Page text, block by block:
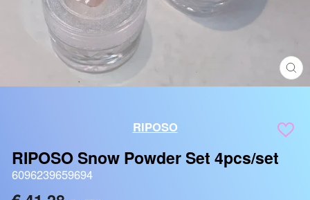
RIPOSO
RIPOSO Snow Powder Set 4pcs/set
6096239659694
Reguliere